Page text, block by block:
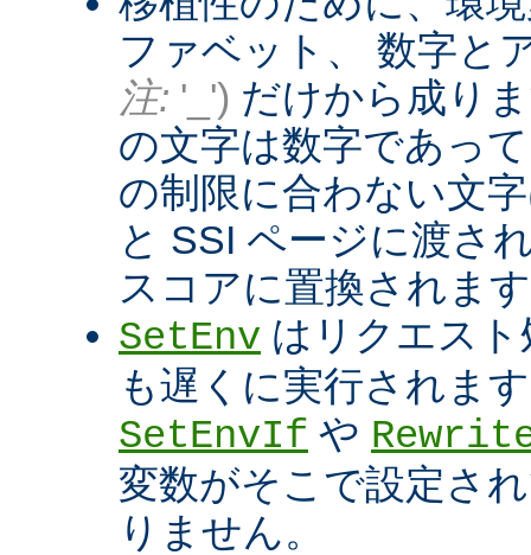
ファベット、 数字と
注: '_') だけから成り
の文字は数字であっ
の制限に合わない文
と SSI ページに渡さ
スコアに置換されま
SetEnv はリクエス
も遅くに実行されま
SetEnvIf や
変数がそこで設定さ
りません。